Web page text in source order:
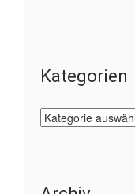
Kategorien
Kategorien